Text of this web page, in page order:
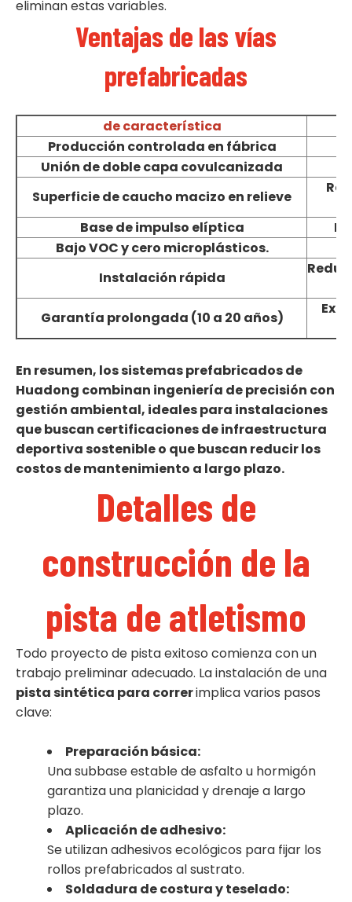
eliminan estas variables.
Ventajas de las vías
prefabricadas
de característica
Producción controlada en fábrica
Unión de doble capa covulcanizada
Superficie de caucho macizo en relieve
Base de impulso elíptica
Bajo VOC y cero microplásticos.
Instalación rápida
Garantía prolongada (10 a 20 años)
En resumen, los sistemas prefabricados de
Huadong combinan ingeniería de precisión con
gestión ambiental, ideales para instalaciones
que buscan certificacionesde infraestructura
deportiva sostenibleo que buscan reducir los
costos de mantenimiento a largo plazo.
Detalles de
construcción de la
pista de atletismo
Todo proyecto de pista exitoso comienza con un
trabajo preliminar adecuado. La instalación de una
pista sintética para correrimplica varios pasos
clave:
Preparación básica:
Una subbase estable de asfalto u hormigón
garantiza una planicidad y drenaje a largo
plazo.
Aplicación de adhesivo:
Se utilizan adhesivos ecológicos para fijar los
rollos prefabricados al sustrato.
Soldadura de costura y teselado: